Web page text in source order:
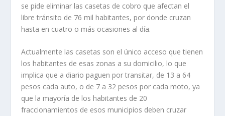
se pide eliminar las casetas de cobro que afectan el
libre tránsito de 76 mil habitantes, por donde cruzan
hasta en cuatro o más ocasiones al día.
Actualmente las casetas son el único acceso que tienen
los habitantes de esas zonas a su domicilio, lo que
implica que a diario paguen por transitar, de 13 a 64
pesos cada auto, o de 7 a 32 pesos por cada moto, ya
que la mayoría de los habitantes de 20
fraccionamientos de esos municipios deben cruzar